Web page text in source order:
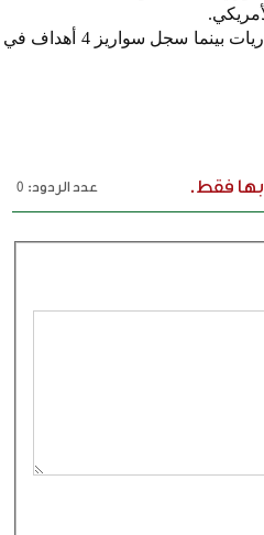
فقط.
عدد الردود: 0